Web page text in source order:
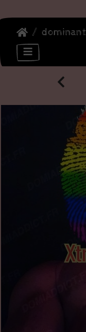
dominant